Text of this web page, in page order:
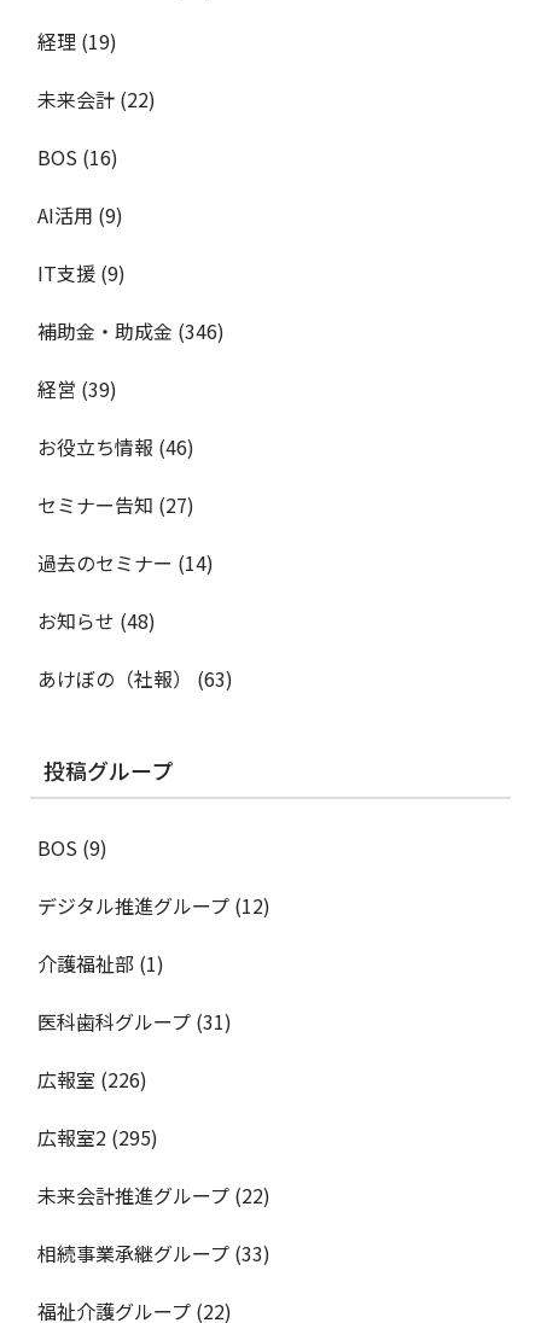
経理 (19)
未来会計 (22)
BOS (16)
AI活用 (9)
IT支援 (9)
補助金・助成金 (346)
経営 (39)
お役立ち情報 (46)
セミナー告知 (27)
過去のセミナー (14)
お知らせ (48)
あけぼの（社報）
(63)
投稿グループ
BOS (9)
デジタル推進グループ (12)
介護福祉部 (1)
医科歯科グループ (31)
広報室 (226)
広報室2 (295)
未来会計推進グループ (22)
相続事業承継グループ (33)
福祉介護グループ (22)